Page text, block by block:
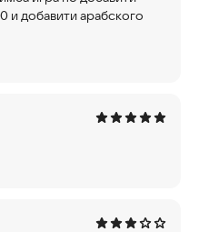
и добавити арабского